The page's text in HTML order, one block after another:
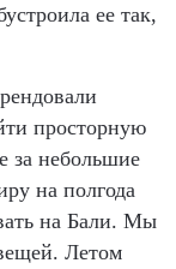
ее так,
просторную
за небольшие
на полгода
на Бали. Мы
Летом